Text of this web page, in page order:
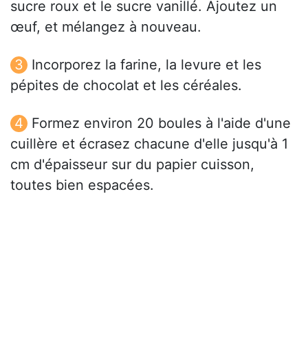
sucre roux et le sucre vanillé. Ajoutez un
œuf, et mélangez à nouveau.
Incorporez la farine, la levure et les
pépites de chocolat et les céréales.
Formez environ 20 boules à l'aide d'une
cuillère et écrasez chacune d'elle jusqu'à 1
cm d'épaisseur sur du papier cuisson,
toutes bien espacées.